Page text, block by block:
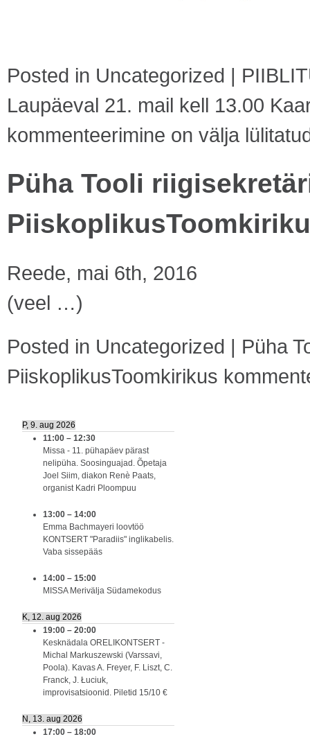
Posted in Uncategorized |
Laupäeval 21. mail kell 13.00
kommenteerimine on välja
Püha Tooli
Reede, mai 6th, 2016
(veel …)
Posted in Uncategorized | Püha
PiiskoplikusToomkirikus
P, 9. aug 2026
11:00 – 12:30
Missa - 11. pühapäev pärast
nelipüha. Soosinguajad. Õpetaja
Joel Siim, diakon Renè Paats,
organist Kadri Ploompuu
13:00 – 14:00
Emma Bachmayeri loovtöö
KONTSERT "Paradiis" inglikabelis.
Vaba sissepääs
14:00 – 15:00
MISSA Merivälja Südamekodus
K, 12. aug 2026
19:00 – 20:00
Kesknädala ORELIKONTSERT -
Michal Markuszewski (Varssavi,
Poola). Kavas A. Freyer, F. Liszt, C.
Franck, J. Łuciuk,
improvisatsioonid. Piletid 15/10 €
N, 13. aug 2026
17:00 – 18:00